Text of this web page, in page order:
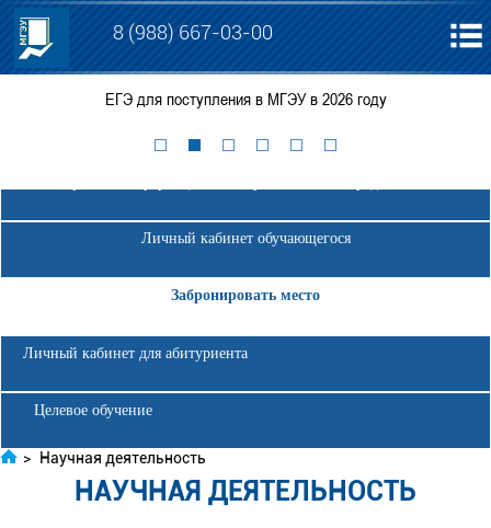
8 (988) 667-03-00
ЕГЭ для поступления в МГЭУ в 2026 году
Личный кабинет обучающегося
Забронировать место
Личный кабинет для абитуриента
Целевое обучение
> Научная деятельность
НАУЧНАЯ ДЕЯТЕЛЬНОСТЬ